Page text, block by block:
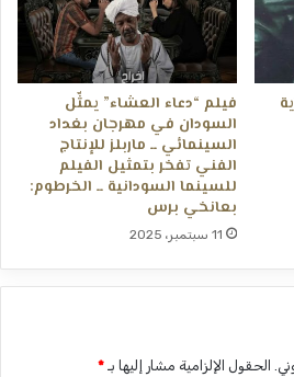
فيلم “دعاء العشاء” يمثّل
السودان في مهرجان بغداد
السينمائي ــ ماربلز للإنتاج
الفني تفخر بتمثيل الفيلم
للسينما السودانية ــ الخرطوم:
بعانخي برس
11 سبتمبر، 2025
الحقول الإلزامية مشار إليها بـ *